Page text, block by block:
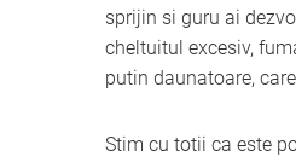
sprijin si guru ai
cheltuitul excesiv,
putin daunatoare,
Stim cu totii ca este